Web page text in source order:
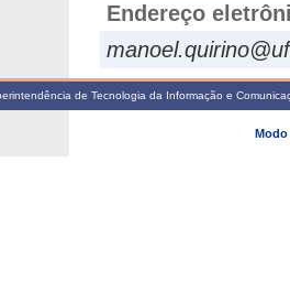
Endereço
de Tecnologia da Informação e
Modo